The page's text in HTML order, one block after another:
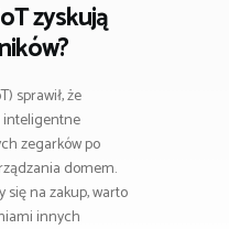
zyskują
sprawił, że
inteligentne
zegarków po
domem.
na zakup, warto
innych